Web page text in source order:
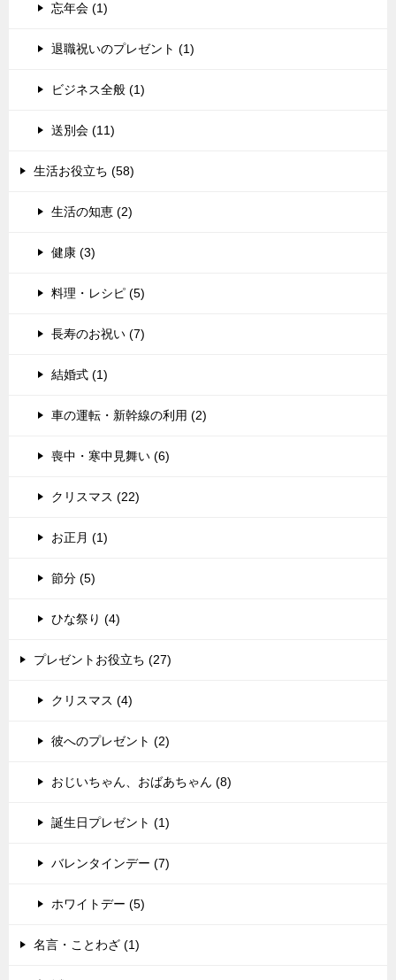
忘年会 (1)
退職祝いのプレゼント (1)
ビジネス全般 (1)
送別会 (11)
生活お役立ち (58)
生活の知恵 (2)
健康 (3)
料理・レシピ (5)
長寿のお祝い (7)
結婚式 (1)
車の運転・新幹線の利用 (2)
喪中・寒中見舞い (6)
クリスマス (22)
お正月 (1)
節分 (5)
ひな祭り (4)
プレゼントお役立ち (27)
クリスマス (4)
彼へのプレゼント (2)
おじいちゃん、おばあちゃん (8)
誕生日プレゼント (1)
バレンタインデー (7)
ホワイトデー (5)
名言・ことわざ (1)